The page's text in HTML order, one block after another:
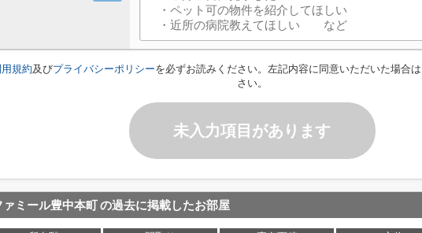
規約及びプライバシーポリシーを必ずお読みください。左記内容に同意いただいた場合
さい。
未入力項目があります
ァミール豊中本町の過去に掲載したお部屋